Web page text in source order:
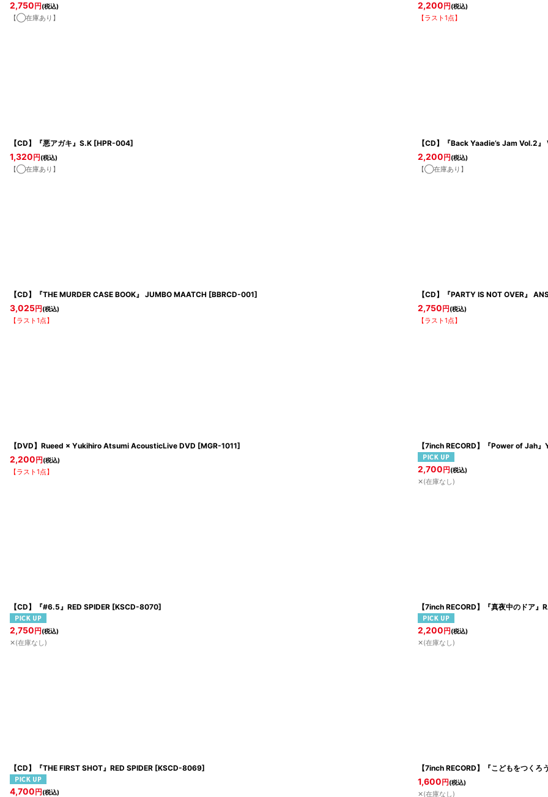
2,750 円 (税込)
【◯在庫あり】
2,200 円 (税込)
【ラスト1点】
【CD】『悪アガキ』S.K [HPR-004]
1,320 円 (税込)
【◯在庫あり】
【CD】『Back Yaadie’s Jam Vol.2』
2,200 円 (税込)
【◯在庫あり】
【CD】『THE MURDER CASE BOOK』 JUMBO MAATCH [BBRCD-001]
3,025円 (税込)
【ラスト1点】
【CD】『PARTY IS NOT OVER』
2,750 円 (税込)
【ラスト1点】
【DVD】Rueed × Yukihiro Atsumi AcousticLive DVD [MGR-1011]
2,200 円 (税込)
【ラスト1点】
【7inch RECORD】『Power of Jah
2,700 円 (税込)
✕(在庫なし)
【CD】『#6.5』RED SPIDER [KSCD-8070]
2,750 円 (税込)
✕(在庫なし)
【7inch RECORD】『真夜中のドア
2,200 円 (税込)
✕(在庫なし)
【CD】『THE FIRST SHOT』RED SPIDER [KSCD-8069]
4,700 円 (税込)
【7inch RECORD】『こどもをつく
1,600 円 (税込)
✕(在庫なし)